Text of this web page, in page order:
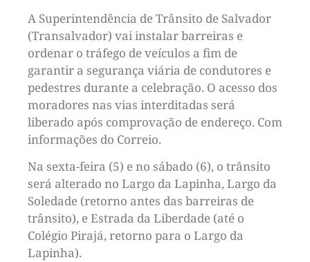
A Superintendência de Trânsito de Salvador
(Transalvador) vai instalar barreiras e
ordenar o tráfego de veículos a fim de
garantir a segurança viária de condutores e
pedestres durante a celebração. O acesso dos
moradores nas vias interditadas será
liberado após comprovação de endereço. Com
informações do Correio.
Na sexta-feira (5) e no sábado (6), o trânsito
será alterado no Largo da Lapinha, Largo da
Soledade (retorno antes das barreiras de
trânsito), e Estrada da Liberdade (até o
Colégio Pirajá, retorno para o Largo da
Lapinha).